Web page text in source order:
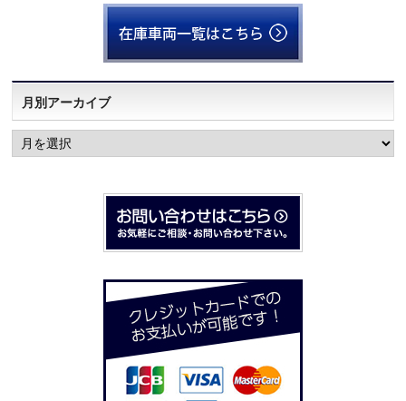
月別アーカイブ